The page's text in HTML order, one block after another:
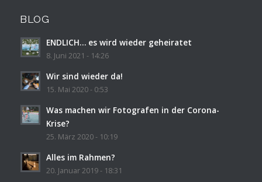
BLOG
ENDLICH… es wird wieder geheiratet
8. Juni 2021 - 14:26
Wir sind wieder da!
15. Mai 2020 - 0:53
Was machen wir Fotografen in der Corona-
Krise?
25. März 2020 - 10:19
Alles im Rahmen?
20. Januar 2019 - 18:31